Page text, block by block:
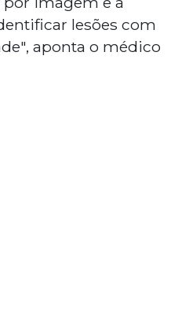
lesões com
aponta o médico